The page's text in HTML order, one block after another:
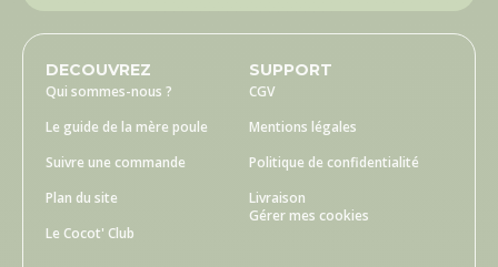
DECOUVREZ
Qui sommes-nous ?
Le guide de la mère poule
Suivre une commande
Plan du site
Le Cocot' Club
SUPPORT
CGV
Mentions légales
Politique de confidentialité
Livraison
Gérer mes cookies